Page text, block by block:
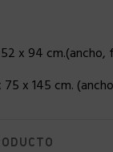
x 94
x 145 cm.